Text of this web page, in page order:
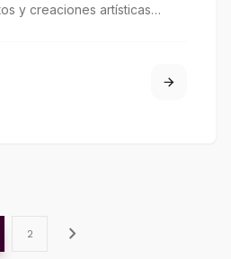
y creaciones artísticas
2 chevron_right